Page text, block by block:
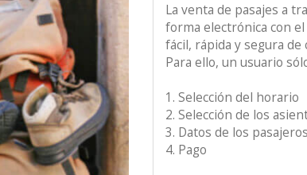
La venta de pasajes a
forma electrónica con
fácil, rápida y segura
Para ello, un usuario
1. Selección del horario
2. Selección de los
3. Datos de los pasajeros
4. Pago